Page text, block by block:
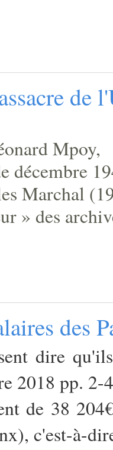
de
Mpoy,
décembre
Marchal
» des
des
dire
2018 pp. 2-4
de 38
c'est-à-